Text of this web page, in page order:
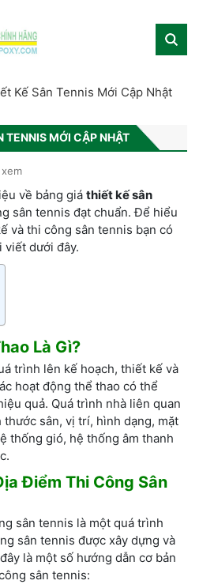
Kế Sân Tennis Mới Cập Nhật
TENNIS MỚI CẬP NHẬT
về bảng giá thiết kế sân
sân tennis đạt chuẩn. Để hiểu
và thi công sân tennis bạn có
viết dưới đây.
Là Gì?
trình lên kế hoạch, thiết kế và
hoạt động thể thao có thể
quả. Quá trình nhà liên quan
sân, vị trí, hình dạng, mặt
thống gió, hệ thống âm thanh
Điểm Thi Công Sân
sân tennis là một quá trình
sân tennis được xây dựng và
là một số hướng dẫn cơ bản
sân tennis: